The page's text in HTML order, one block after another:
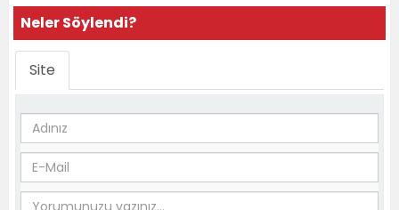
Neler Söylendi?
Site